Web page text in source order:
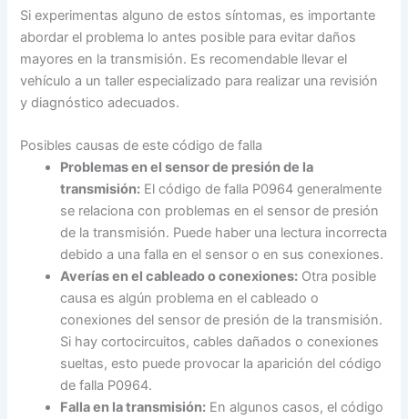
Si experimentas alguno de estos síntomas, es importante
abordar el problema lo antes posible para evitar daños
mayores en la transmisión. Es recomendable llevar el
vehículo a un taller especializado para realizar una revisión
y diagnóstico adecuados.
Posibles causas de este código de falla
Problemas en el sensor de presión de la
transmisión: El código de falla P0964 generalmente
se relaciona con problemas en el sensor de presión
de la transmisión. Puede haber una lectura incorrecta
debido a una falla en el sensor o en sus conexiones.
Averías en el cableado o conexiones: Otra posible
causa es algún problema en el cableado o
conexiones del sensor de presión de la transmisión.
Si hay cortocircuitos, cables dañados o conexiones
sueltas, esto puede provocar la aparición del código
de falla P0964.
Falla en la transmisión: En algunos casos, el código